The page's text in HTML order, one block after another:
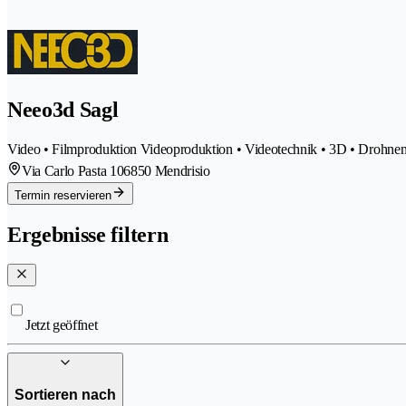
Neeo3d Sagl
Video • Filmproduktion Videoproduktion • Videotechnik • 3D •
Via Carlo Pasta 106850 Mendrisio
Termin reservieren
Ergebnisse filtern
Jetzt geöffnet
Sortieren nach